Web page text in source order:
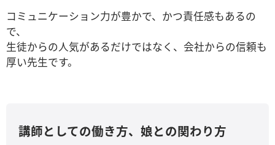
コミュニケーション力が豊かで、かつ責任感もあるの
で、
生徒からの人気があるだけではなく、会社からの信頼も
厚い先生です。
講師としての働き方、娘との関わり方